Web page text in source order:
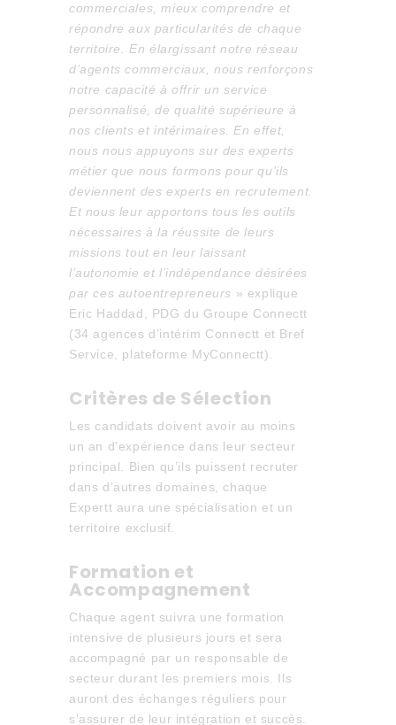
commerciales, mieux comprendre et
répondre aux particularités de chaque
territoire. En élargissant notre réseau
d’agents commerciaux, nous renforçons
notre capacité à offrir un service
personnalisé, de qualité supérieure à
nos clients et intérimaires. En effet,
nous nous appuyons sur des experts
métier que nous formons pour qu’ils
deviennent des experts en recrutement.
Et nous leur apportons tous les outils
nécessaires à la réussite de leurs
missions tout en leur laissant
l’autonomie et l’indépendance désirées
par ces autoentrepreneurs » explique
Eric Haddad, PDG du Groupe Connectt
(34 agences d’intérim Connectt et Bref
Service, plateforme MyConnectt).
Critères de Sélection
Les candidats doivent avoir au moins
un an d’expérience dans leur secteur
principal. Bien qu’ils puissent recruter
dans d’autres domaines, chaque
Expertt aura une spécialisation et un
territoire exclusif.
Formation et
Accompagnement
Chaque agent suivra une formation
intensive de plusieurs jours et sera
accompagné par un responsable de
secteur durant les premiers mois. Ils
auront des échanges réguliers pour
s’assurer de leur intégration et succès.